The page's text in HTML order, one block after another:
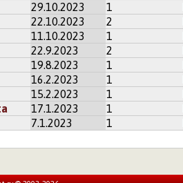
29.10.2023 1
22.10.2023 2
11.10.2023 1
22.9.2023 2
19.8.2023 1
16.2.2023 1
15.2.2023 1
17.1.2023 1
7.1.2023 1